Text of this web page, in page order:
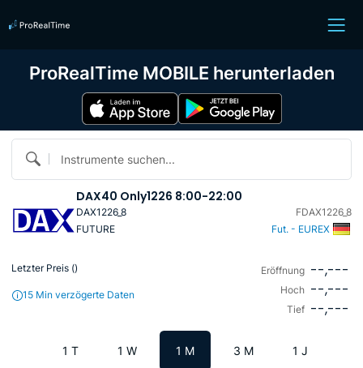
Instrumente suchen...
DAX40 Only1226 8:00-22:00
DAX1226_8
FDAX1226_8
FUTURE
Fut. - EUREX
Letzter Preis ()
15 Min verzögerte Daten
Eröffnung --,---
Hoch --,---
Tief --,---
1 T 1 W 1 M 3 M 1 J
ProRealTime MOBILE herunterladen